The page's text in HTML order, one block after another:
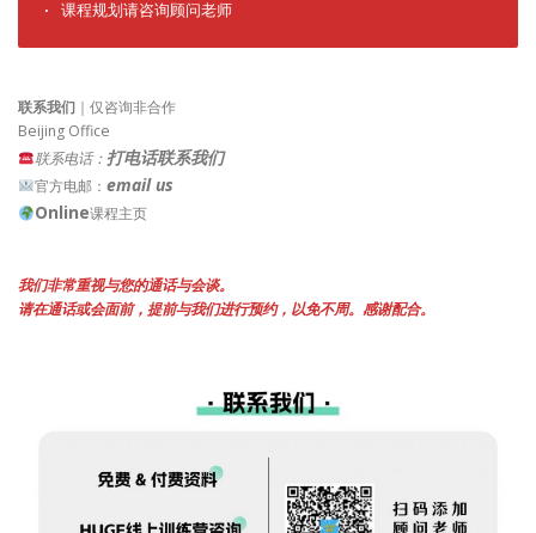
· 课程规划请咨询顾问老师
联系我们 ｜仅咨询非合作
Beijing Office
联系电话： 打电话联系我们
官方电邮： email us
Online课程主页
我们非常重视与您的通话与会谈。
请在通话或会面前，提前与我们进行预约，以免不周。感谢配合。